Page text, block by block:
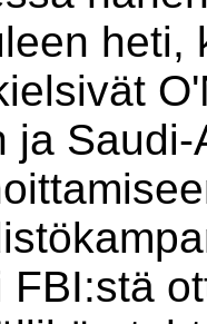
heti,
ja
FBI:stä